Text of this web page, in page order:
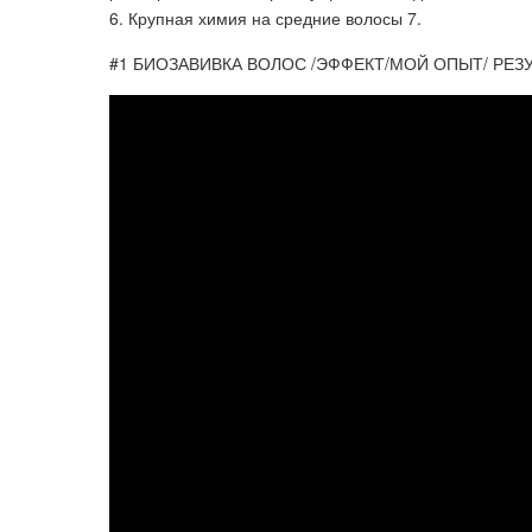
6. Крупная химия на средние волосы 7.
#1 БИОЗАВИВКА ВОЛОС /ЭФФЕКТ/МОЙ ОПЫТ/